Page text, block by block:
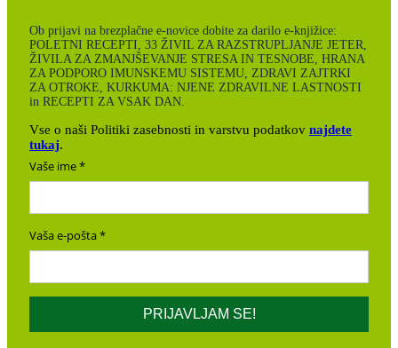
Ob prijavi na brezplačne e-novice dobite za darilo e-knjižice:
POLETNI RECEPTI, 33 ŽIVIL ZA RAZSTRUPLJANJE JETER,
ŽIVILA ZA ZMANJŠEVANJE STRESA IN TESNOBE, HRANA
ZA PODPORO IMUNSKEMU SISTEMU, ZDRAVI ZAJTRKI
ZA OTROKE, KURKUMA: NJENE ZDRAVILNE LASTNOSTI
in RECEPTI ZA VSAK DAN.
Vse o naši Politiki zasebnosti in varstvu podatkov najdete
tukaj.
Vaše ime
Vaša e-pošta
PRIJAVLJAM SE!